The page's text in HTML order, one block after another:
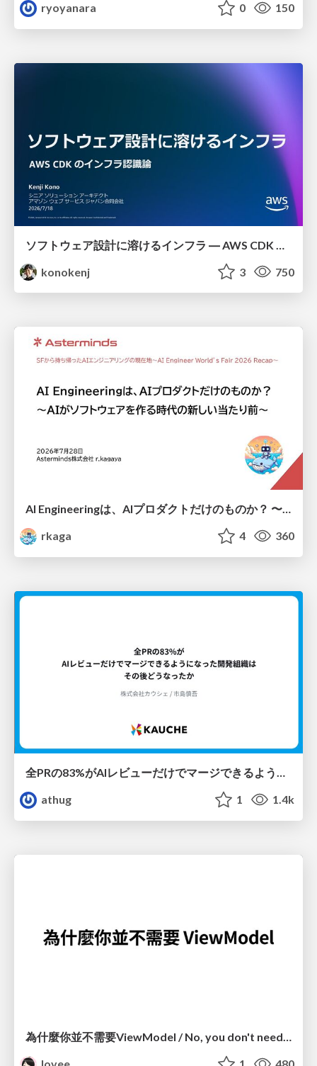
ryoyanara
0 150
konokenj
3 750
AI Engineeringは、AIプロダクトだけのものか？ 〜AIがソフトウェアを作る時代の新しい当たり前〜 / No AI in your product. AI Engineering in your development.
rkaga
4 360
全PRの83%がAIレビューだけでマージできるようになった開発組織はその後どうなったか
athug
1 1.4k